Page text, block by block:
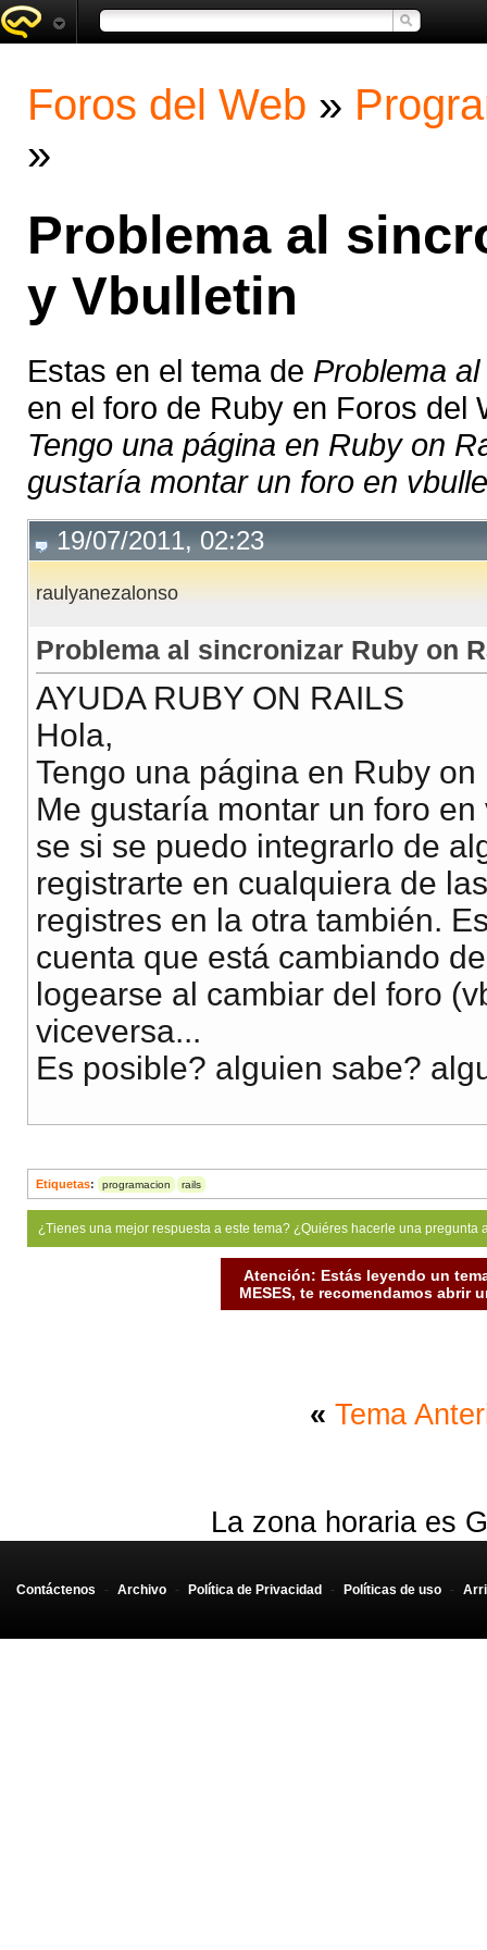
Foros del Web »
»
Problema al
y Vbulletin
Estas en el tema de Problema
en el foro de Ruby en Foros del
Tengo una página en Ruby on
gustaría montar un foro en
19/07/2011, 02:23
raulyanezalonso
Problema al sincronizar Ruby on
AYUDA RUBY ON RAILS
Hola,
Tengo una página en Ruby
Me gustaría montar un foro
se si se puedo integrarlo de
registrarte en cualquiera de
registres en la otra también.
cuenta que está cambiando
logearse al cambiar del foro
viceversa...
Es posible? alguien sabe?
Etiquetas: programacion rails
¿Tienes una mejor respuesta a este tema? ¿Quiéres hacerle una
Atención: Estás leyendo un
MESES, te recomendamos abrir
« Tema
La zona horaria es
Contáctenos - Archivo - Política de Privacidad - Políticas de uso -